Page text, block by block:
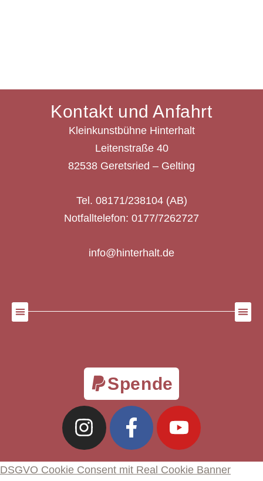
Kontakt und Anfahrt
Kleinkunstbühne Hinterhalt
Leitenstraße 40
82538 Geretsried – Gelting
Tel. 08171/238104 (AB)
Notfalltelefon: 0177/7262727
info@hinterhalt.de
Spende
DSGVO Cookie Consent mit Real Cookie Banner